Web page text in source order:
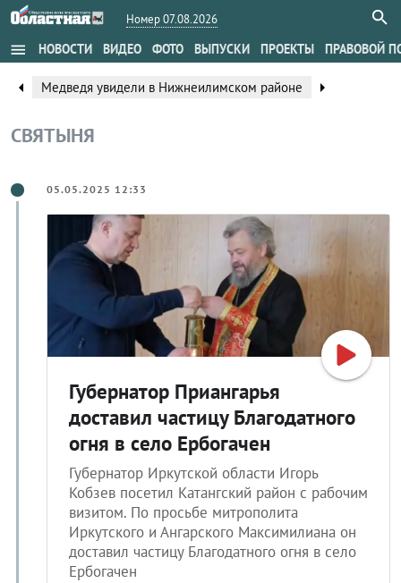
Номер 07.08.2026
menu НОВОСТИ ВИДЕО ФОТО ВЫПУСКИ ПРОЕКТЫ ПРАВОВОЙ
arrow_left Медведя увидели в Нижнеилимском районе arrow_right
СВЯТЫНЯ
05.05.2025 12:33
Губернатор Приангарья
доставил частицу Благодатного
огня в село Ербогачен
Губернатор Иркутской области Игорь
Кобзев посетил Катангский район с рабочим
визитом. По просьбе митрополита
Иркутского и Ангарского Максимилиана он
доставил частицу Благодатного огня в село
Ербогачен